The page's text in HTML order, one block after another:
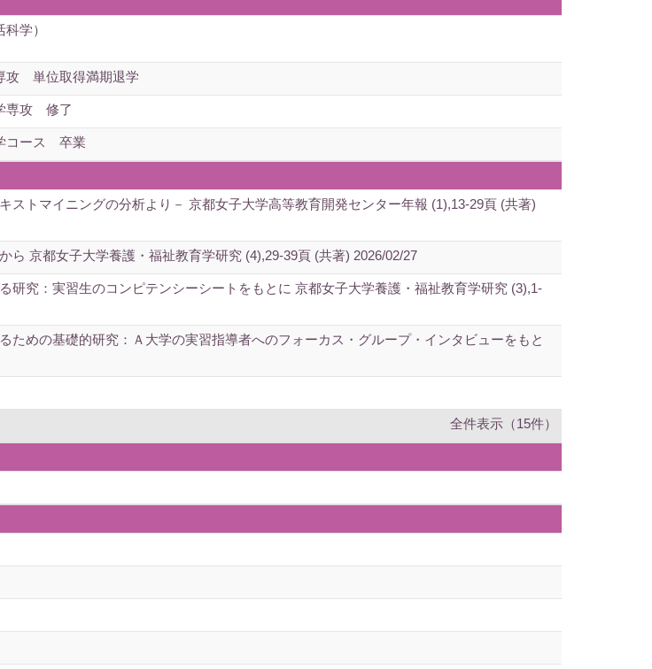
学）
攻 単位取得満期退学
専攻 修了
コース 卒業
ストマイニングの分析より－ 京都女子大学高等教育開発センター年報 (1),13-29頁 (共著)
ら 京都女子大学養護・福祉教育学研究 (4),29-39頁 (共著) 2026/02/27
研究：実習生のコンピテンシーシートをもとに 京都女子大学養護・福祉教育学研究 (3),1-
ための基礎的研究：Ａ大学の実習指導者へのフォーカス・グループ・インタビューをもと
全件表示（15件）